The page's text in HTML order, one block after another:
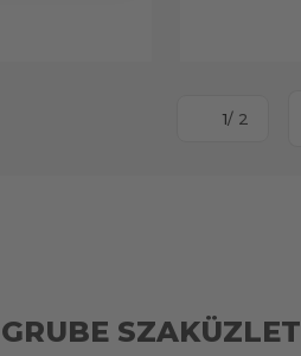
/ 2
GRUBE SZAKÜZLET